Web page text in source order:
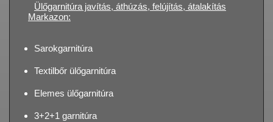
Ülőgarnitúra javítás, áthúzás, felújítás, átalakítás
Markazon:
Sarokgarnitúra
Textilbőr ülőgarnitúra
Elemes ülőgarnitúra
3+2+1 garnitúra